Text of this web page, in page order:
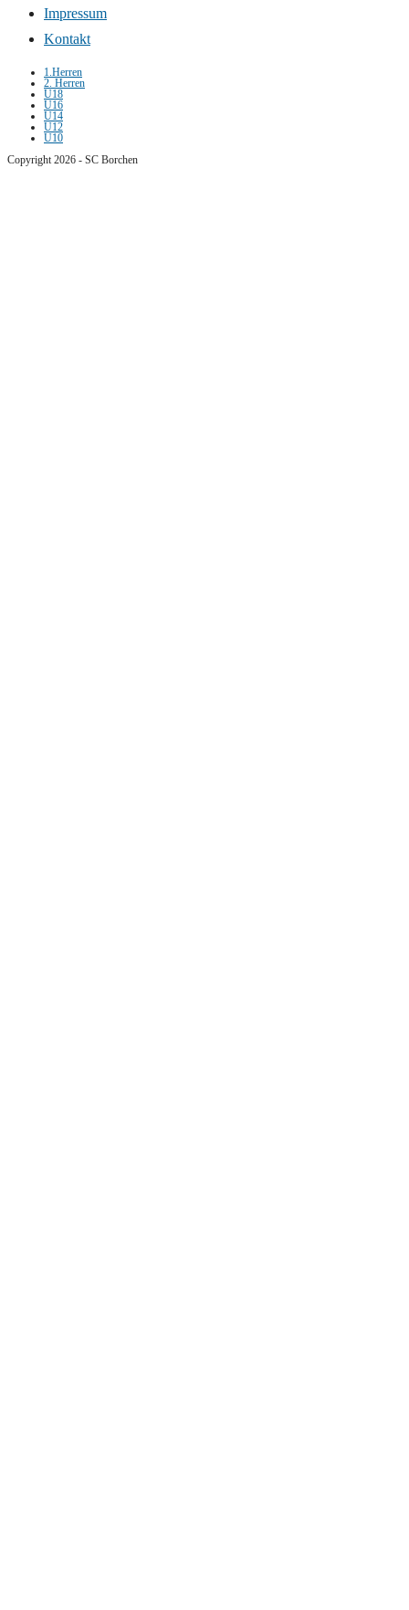
Impressum
Kontakt
1.Herren
2. Herren
U18
U16
U14
U12
U10
Copyright 2026 - SC Borchen